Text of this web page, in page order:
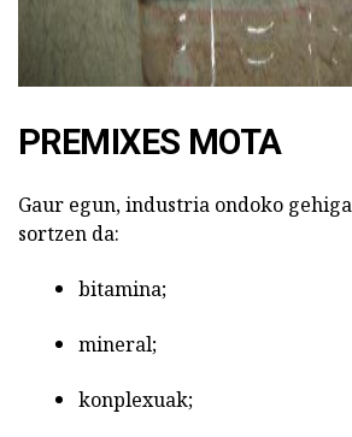
PREMIXES MOTA
Gaur egun, industria ondoko
sortzen da:
bitamina;
mineral;
konplexuak;